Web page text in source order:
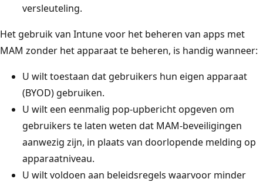
versleuteling.
Het gebruik van Intune voor het beheren van apps met
MAM zonder het apparaat te beheren, is handig wanneer:
U wilt toestaan dat gebruikers hun eigen apparaat
(BYOD) gebruiken.
U wilt een eenmalig pop-upbericht opgeven om
gebruikers te laten weten dat MAM-beveiligingen
aanwezig zijn, in plaats van doorlopende melding op
apparaatniveau.
U wilt voldoen aan beleidsregels waarvoor minder